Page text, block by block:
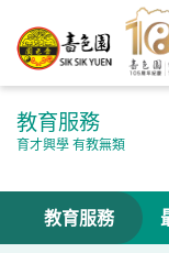
教育服務
育才興學 有教無類
教育服務